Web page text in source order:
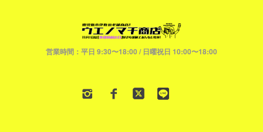
営業時間：平日 9:30〜18:00 / 日曜祝日 10:00〜18:00